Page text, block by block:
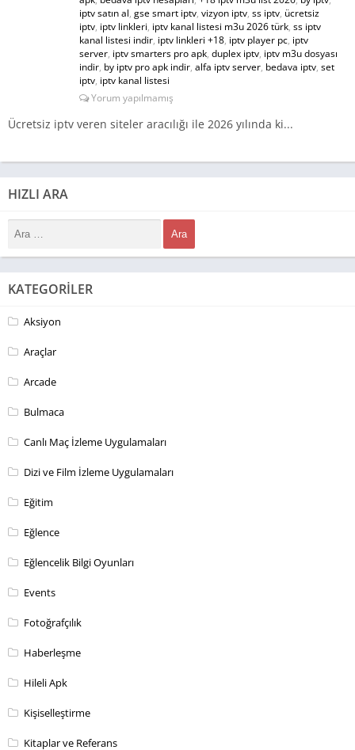
iptv satın al, gse smart iptv, vizyon iptv, ss iptv, ücretsiz
iptv, iptv linkleri, iptv kanal listesi m3u 2026 türk, ss iptv
kanal listesi indir, iptv linkleri +18, iptv player pc, iptv
server, iptv smarters pro apk, duplex iptv, iptv m3u dosyası
indir, by iptv pro apk indir, alfa iptv server, bedava iptv, set
iptv, iptv kanal listesi
Yorum yapılmamış
Ücretsiz iptv veren siteler aracılığı ile 2026 yılında ki...
HIZLI ARA
KATEGORILER
Aksiyon
Araçlar
Arcade
Bulmaca
Canlı Maç İzleme Uygulamaları
Dizi ve Film İzleme Uygulamaları
Eğitim
Eğlence
Eğlencelik Bilgi Oyunları
Events
Fotoğrafçılık
Haberleşme
Hileli Apk
Kişiselleştirme
Kitaplar ve Referans